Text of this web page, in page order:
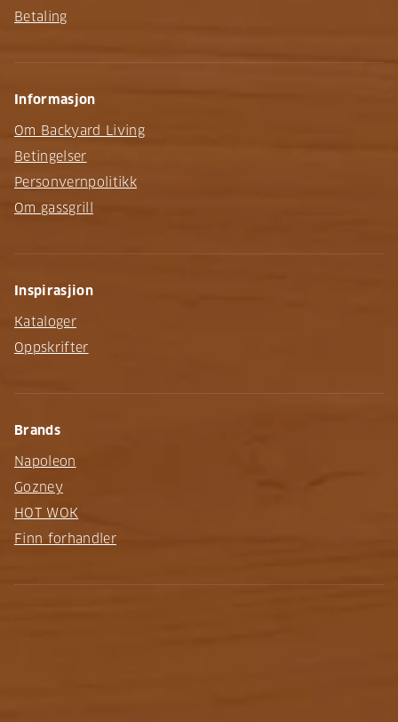
Betaling
Informasjon
Om Backyard Living
Betingelser
Personvernpolitikk
Om gassgrill
Inspirasjion
Kataloger
Oppskrifter
Brands
Napoleon
Gozney
HOT WOK
Finn forhandler